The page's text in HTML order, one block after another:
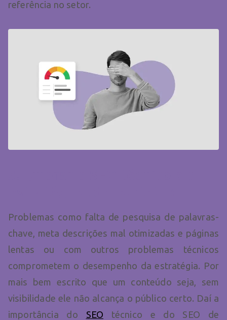
referência no setor.
Problemas como falta de pesquisa de palavras-
chave, meta descrições mal otimizadas e páginas
lentas ou com outros problemas técnicos
comprometem o desempenho da estratégia. Por
mais bem escrito que um conteúdo seja, sem
visibilidade ele não alcança o público certo. Daí a
importância do SEO técnico e do SEO de